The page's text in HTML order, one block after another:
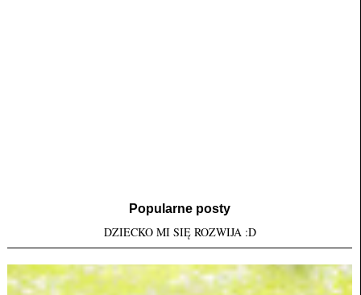
Popularne posty
DZIECKO MI SIĘ ROZWIJA :D